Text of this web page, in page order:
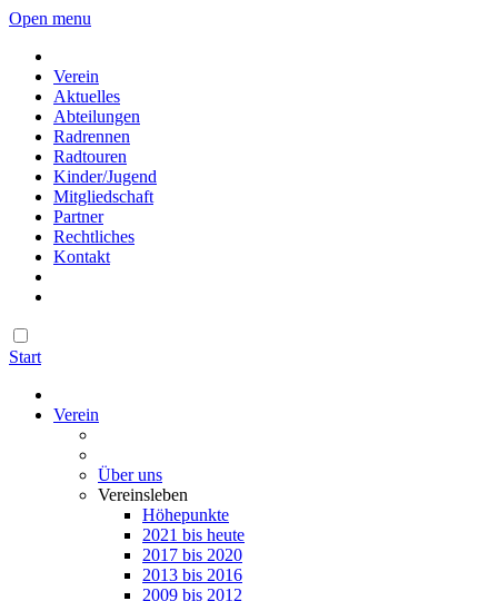
Open menu
Verein
Aktuelles
Abteilungen
Radrennen
Radtouren
Kinder/Jugend
Mitgliedschaft
Partner
Rechtliches
Kontakt
Start
Verein
Über uns
Vereinsleben
Höhepunkte
2021 bis heute
2017 bis 2020
2013 bis 2016
2009 bis 2012